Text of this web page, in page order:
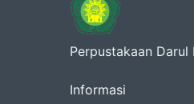
Perpustakaan Darul
Informasi